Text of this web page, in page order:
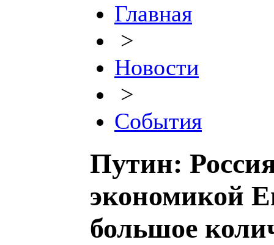
Главная
>
Новости
>
События
Путин:
экономикой
большое